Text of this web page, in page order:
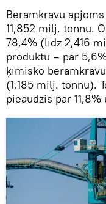
Beramkravu
11,852 milj. tonnu.
78,4% (līdz 2,416
produktu – par
ķīmisko
(1,185 milj. tonnu).
pieaudzis par